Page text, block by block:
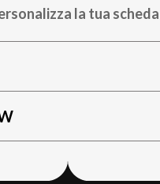
la tua scheda